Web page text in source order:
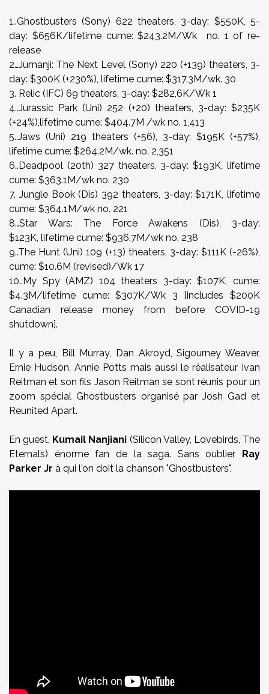
1..Ghostbusters (Sony) 622 theaters, 3-day: $550K, 5-
day: $656K/lifetime cume: $243.2M/Wk no. 1 of re-
release
2…Jumanji: The Next Level (Sony) 220 (+139) theaters, 3-
day: $300K (+230%), lifetime cume: $317.3M/wk. 30
3. Relic (IFC) 69 theaters, 3-day: $282,6K/Wk 1
4..Jurassic Park (Uni) 252 (+20) theaters, 3-day: $235K
(+24%),lifetime cume: $404.7M /wk no. 1,413
5..Jaws (Uni) 219 theaters (+56), 3-day: $195K (+57%),
lifetime cume: $264.2M/wk. no. 2,351
6..Deadpool (20th) 327 theaters, 3-day: $193K, lifetime
cume: $363.1M/wk no. 230
7. Jungle Book (Dis) 392 theaters, 3-day: $171K, lifetime
cume: $364.1M/wk no. 221
8…Star Wars: The Force Awakens (Dis), 3-day:
$123K, lifetime cume: $936.7M/wk no. 238
9..The Hunt (Uni) 109 (+13) theaters, 3-day: $111K (-26%),
cume: $10.6M (revised)/Wk 17
10..My Spy (AMZ) 104 theaters 3-day: $107K, cume:
$4.3M/lifetime cume: $307K/Wk 3 [includes $200K
Canadian release money from before COVID-19
shutdown].
Il y a peu, Bill Murray, Dan Akroyd, Sigourney Weaver,
Ernie Hudson, Annie Potts mais aussi le réalisateur Ivan
Reitman et son fils Jason Reitman se sont réunis pour un
zoom spécial Ghostbusters organisé par Josh Gad et
Reunited Apart.
En guest, Kumail Nanjiani (Silicon Valley, Lovebirds, The
Eternals) énorme fan de la saga. Sans oublier Ray
Parker Jr à qui l'on doit la chanson "Ghostbusters".